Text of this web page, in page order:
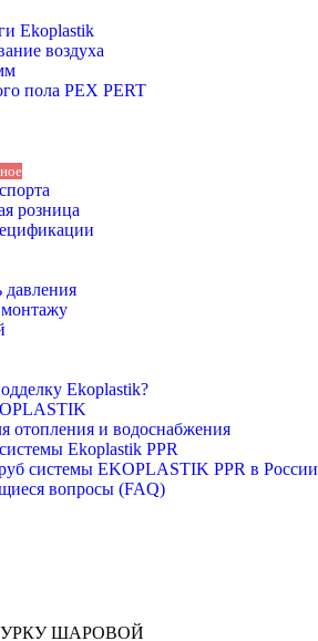
Ekoplastik
воздуха
пола PEX PERT
розница
давления
Ekoplastik?
отопления и водоснабжения
Ekoplastik PPR
системы EKOPLASTIK PPR в России
вопросы (FAQ)
ШАРОВОЙ